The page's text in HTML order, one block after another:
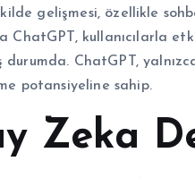
gelişmesi, özellikle
ChatGPT, kullanıcılarla
ChatGPT,
potansiyeline sahip.
Zeka